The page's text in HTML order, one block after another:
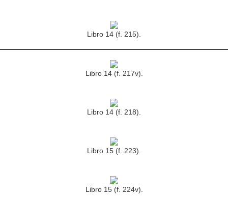
Libro 14 (f. 215).
Libro 14 (f. 217v).
Libro 14 (f. 218).
Libro 15 (f. 223).
Libro 15 (f. 224v).